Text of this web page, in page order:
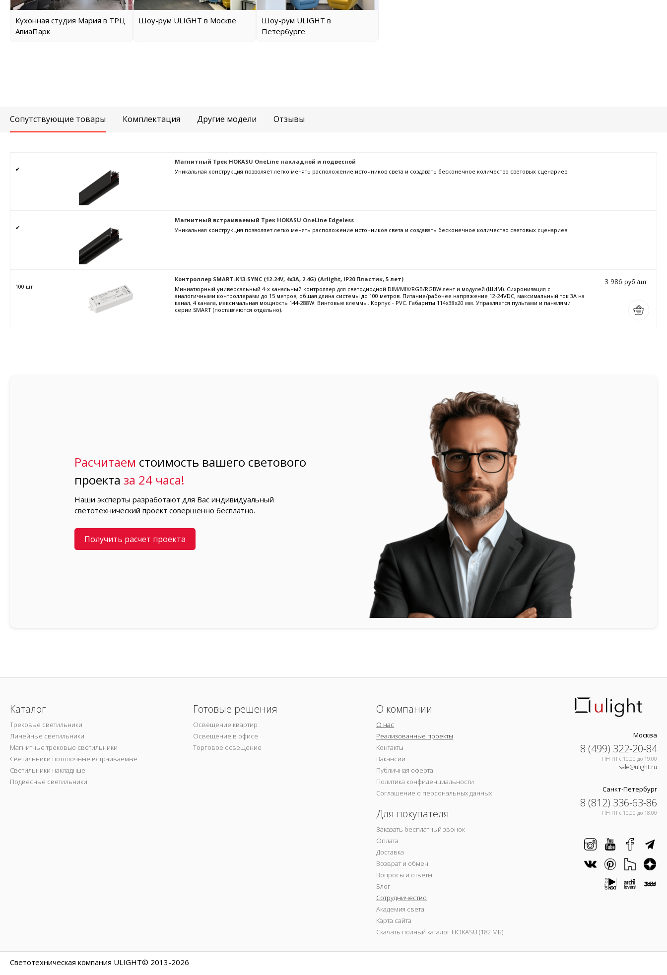
Кухонная студия Мария в ТРЦ
АвиаПарк
Шоу-рум ULIGHT в Москве
Шоу-рум ULIGHT в
Петербурге
Сопутствующие товары Комплектация Другие модели Отзывы
✔
Магнитный Трек HOKASU OneLine накладной и подвесной
Уникальная конструкция позволяет легко менять расположение источников света и создавать бесконечное количество световых сценариев.
✔
Магнитный встраиваемый Трек HOKASU OneLine Edgeless
Уникальная конструкция позволяет легко менять расположение источников света и создавать бесконечное количество световых сценариев.
100 шт
Контроллер SMART-K13-SYNC (12-24V, 4x3A, 2.4G) (Arlight, IP20 Пластик, 5 лет)
Миниатюрный универсальный 4-х канальный контроллер для светодиодной DIM/MIX/RGB/RGBW лент и модулей (ШИМ). Сихронизация с
аналогичными контроллерами до 15 метров, общая длина системы до 100 метров. Питание/рабочее напряжение 12-24VDC, максимальный ток 3A на
канал, 4 канала, максимальная мощность 144-288W. Винтовые клеммы. Корпус - PVC. Габариты 114x38x20 мм. Управляется пультами и панелями
серии SMART (поставляются отдельно).
3 986 руб /шт
Расчитаем стоимость вашего светового
проектаза 24 часа!
Наши эксперты разработают для Вас индивидуальный
светотехнический проект совершенно бесплатно.
Получить расчет проекта
Каталог
Трековые светильники
Линейные светильники
Магнитные трековые светильники
Светильники потолочные встраиваемые
Светильники накладные
Подвесные светильники
Готовые решения
Освещение квартир
Освещение в офисе
Торговое освещение
О компании
О нас
Реализованные проекты
Контакты
Вакансии
Публичная оферта
Политика конфиденциальности
Соглашение о персональных данных
Для покупателя
Заказать бесплатный звонок
Оплата
Доставка
Возврат и обмен
Вопросы и ответы
Блог
Сотрудничество
Академия света
Карта сайта
Скачать полный каталог HOKASU (182 МБ)
Москва
8 (499) 322-20-84
ПН-ПТ c 10:00 до 19:00
sale@ulight.ru
Санкт-Петербург
8 (812) 336-63-86
ПН-ПТ c 10:00 до 18:00
Светотехническая компания ULIGHT© 2013-2026